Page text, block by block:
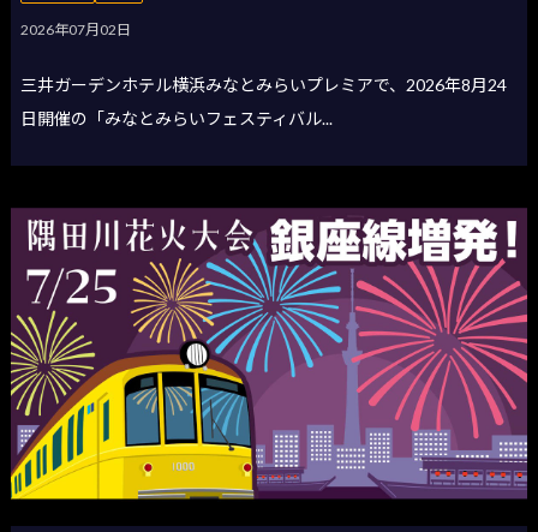
2026年07月02日
三井ガーデンホテル横浜みなとみらいプレミアで、2026年8月24
日開催の「みなとみらいフェスティバル...